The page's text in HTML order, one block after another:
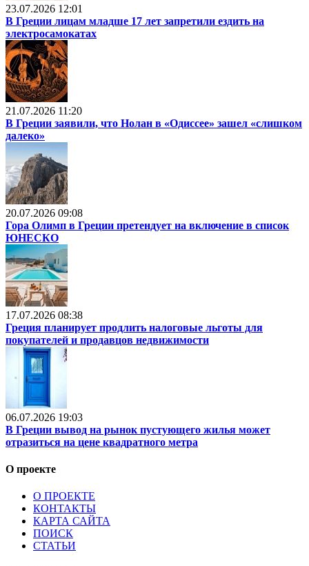
23.07.2026 12:01
В Греции лицам младше 17 лет запретили ездить на
электросамокатах
21.07.2026 11:20
В Греции заявили, что Нолан в «Одиссее» зашел «слишком
далеко»
20.07.2026 09:08
Гора Олимп в Греции претендует на включение в список
ЮНЕСКО
17.07.2026 08:38
Греция планирует продлить налоговые льготы для
покупателей и продавцов недвижимости
06.07.2026 19:03
В Греции вывод на рынок пустующего жилья может
отразиться на цене квадратного метра
О проекте
О ПРОЕКТЕ
КОНТАКТЫ
КАРТА САЙТА
ПОИСК
СТАТЬИ